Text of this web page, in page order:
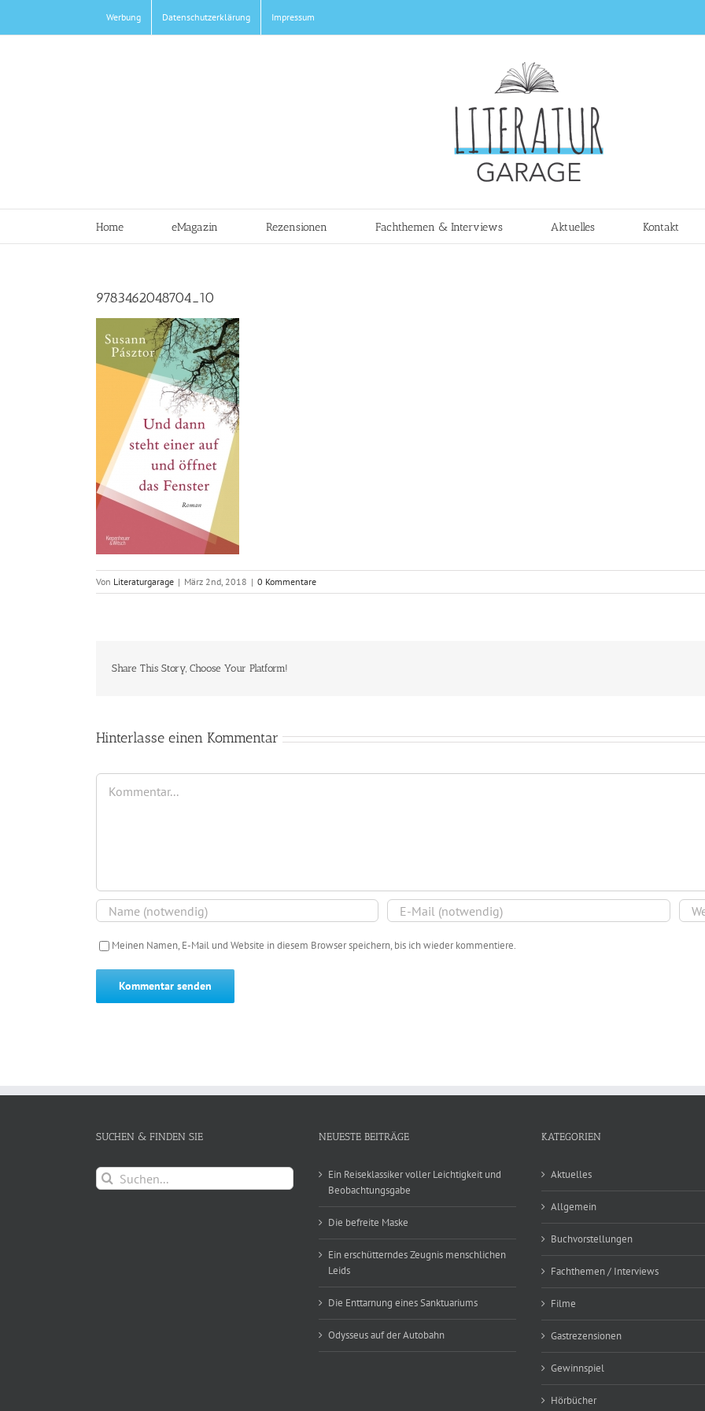
springen
Werbung Datenschutzerklärung Impressum
Home eMagazin Rezensionen Fachthemen & Interviews Aktuelles Kontakt
9783462048704_10
Von Literaturgarage | März 2nd, 2018 | 0 Kommentare
Share This Story, Choose Your Platform!
Hinterlasse einen Kommentar
Kommentar
Meinen Namen, E-Mail und Website in diesem Browser speichern, bis ich wieder kommentiere.
SUCHEN & FINDEN SIE
Suche
nach:
NEUESTE BEITRÄGE
Ein Reiseklassiker voller Leichtigkeit und
Beobachtungsgabe
Die befreite Maske
Ein erschütterndes Zeugnis menschlichen
Leids
Die Enttarnung eines Sanktuariums
Odysseus auf der Autobahn
KATEGORIEN
Aktuelles
Allgemein
Buchvorstellungen
Fachthemen / Interviews
Filme
Gastrezensionen
Gewinnspiel
Hörbücher